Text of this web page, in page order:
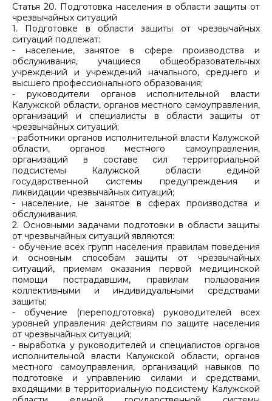
Статья 20. Подготовка населения в области защиты от
чрезвычайных ситуаций
1. Подготовке в области защиты от чрезвычайных
ситуаций подлежат:
- население, занятое в сфере производства и
обслуживания, учащиеся общеобразовательных
учреждений и учреждений начального, среднего и
высшего профессионального образования;
- руководители органов исполнительной власти
Калужской области, органов местного самоуправления,
организаций и специалисты в области защиты от
чрезвычайных ситуаций;
- работники органов исполнительной власти Калужской
области, органов местного самоуправления,
организаций в составе сил территориальной
подсистемы Калужской области единой
государственной системы предупреждения и
ликвидации чрезвычайных ситуаций;
- население, не занятое в сферах производства и
обслуживания.
2. Основными задачами подготовки в области защиты
от чрезвычайных ситуаций являются:
- обучение всех групп населения правилам поведения
и основным способам защиты от чрезвычайных
ситуаций, приемам оказания первой медицинской
помощи пострадавшим, правилам пользования
коллективными и индивидуальными средствами
защиты;
- обучение (переподготовка) руководителей всех
уровней управления действиям по защите населения
от чрезвычайных ситуаций;
- выработка у руководителей и специалистов органов
исполнительной власти Калужской области, органов
местного самоуправления, организаций навыков по
подготовке и управлению силами и средствами,
входящими в территориальную подсистему Калужской